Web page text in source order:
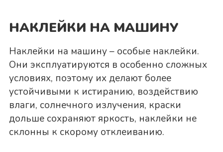
НАКЛЕЙКИ НА МАШИНУ
Наклейки на машину – особые наклейки.
Они эксплуатируются в особенно сложных
условиях, поэтому их делают более
устойчивыми к истиранию, воздействию
влаги, солнечного излучения, краски
дольше сохраняют яркость, наклейки не
склонны к скорому отклеиванию.